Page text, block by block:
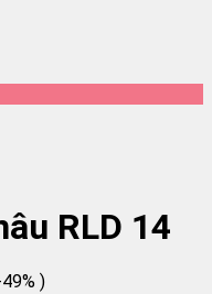
RLD 14
)